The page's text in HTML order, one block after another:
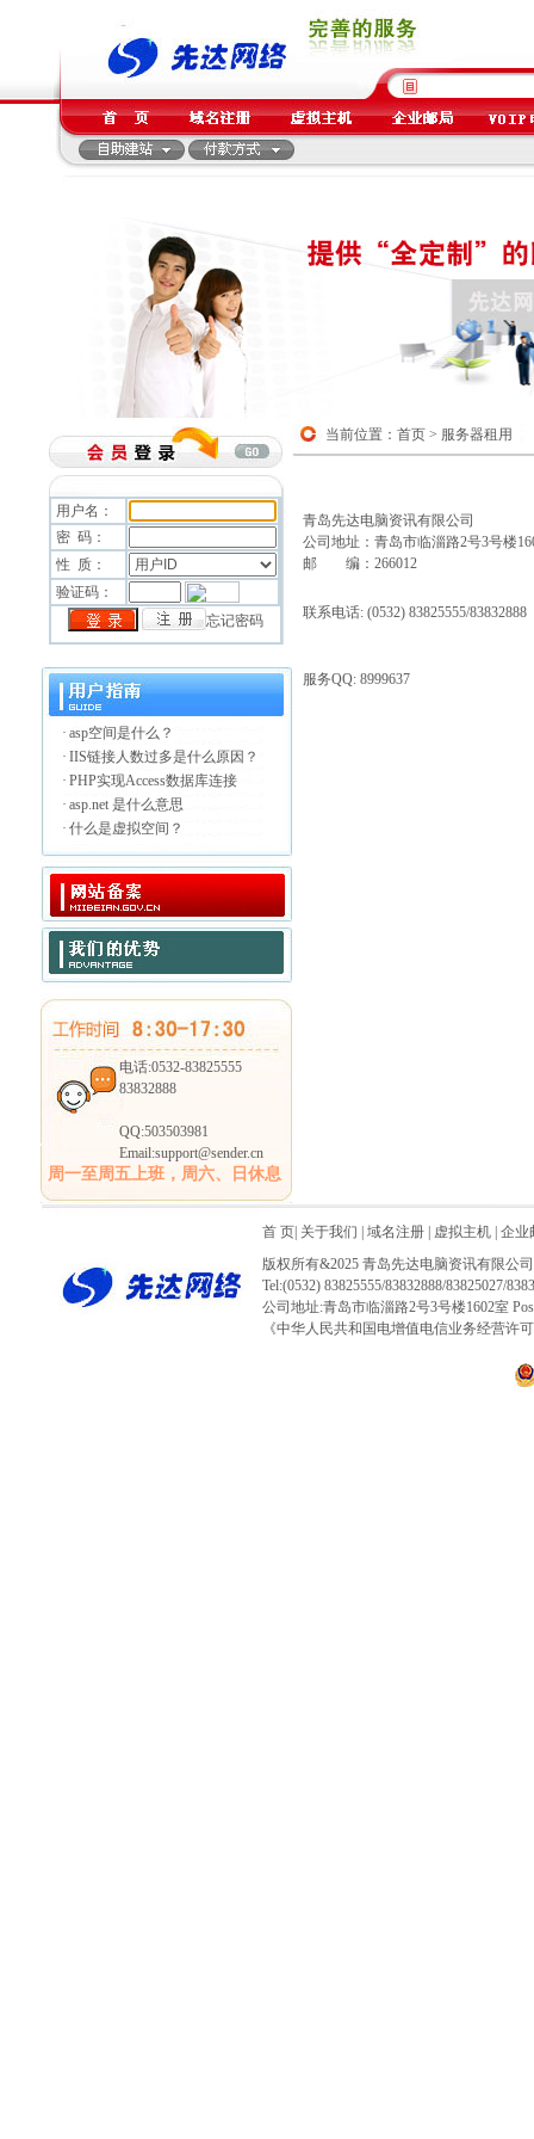
用户名：
密 码：
性 质：
验证码：
忘记密码
· asp空间是什么？
· IIS链接人数过多是什么原因？
· PHP实现Access数据库连接
· asp.net 是什么意思
· 什么是虚拟空间？
电话:0532-83825555
83832888
QQ:503503981
Email:support@sender.cn
周一至周五上班，周六、日休息
当前位置：首页 > 服务器租用
青岛先达电脑资讯有限公司
公司地址：青岛市临淄路2号3号楼
邮 编：266012
联系电话: (0532) 83825555/83832888
服务QQ: 8999637
首 页 关于我们 | 域名注册 虚拟主机 企业
版权所有&2025 青岛先达电脑资讯有限公
Tel:(0532) 83825555/83832888/83825027/
公司地址:青岛市临淄路2号3号楼1602室
《中华人民共和国电增值电信业务经营许